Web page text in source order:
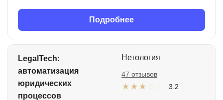
Подробнее
LegalTech:
автоматизация
юридических
процессов
Нетология
3.2
47 отзывов